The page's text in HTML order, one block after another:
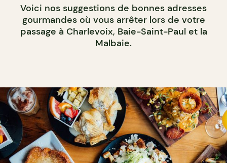
Voici nos suggestions de bonnes adresses
gourmandes où vous arrêter lors de votre
passage à Charlevoix, Baie-Saint-Paul et la
Malbaie.